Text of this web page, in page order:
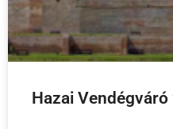
Hazai